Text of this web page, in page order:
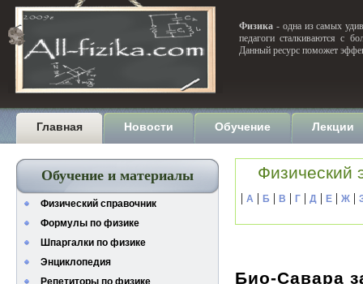
Физика - одна из самых
педагоги сталкиваются с
Данный ресурс поможет
Главная Новости Обучение Лекции
Обучение и материалы
Физический справочник
Формулы по физике
Шпаргалки по физике
Энциклопедия
Репетиторы по физике
Физический
| А | Б | В | Г | Д | Е | Ж |
Био-Савара